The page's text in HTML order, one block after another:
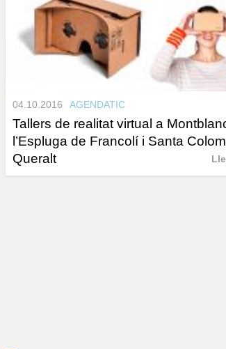
04.10.2016 AGENDATIC
Tallers de realitat virtual a
l’Espluga de Francolí i Santa
Queralt